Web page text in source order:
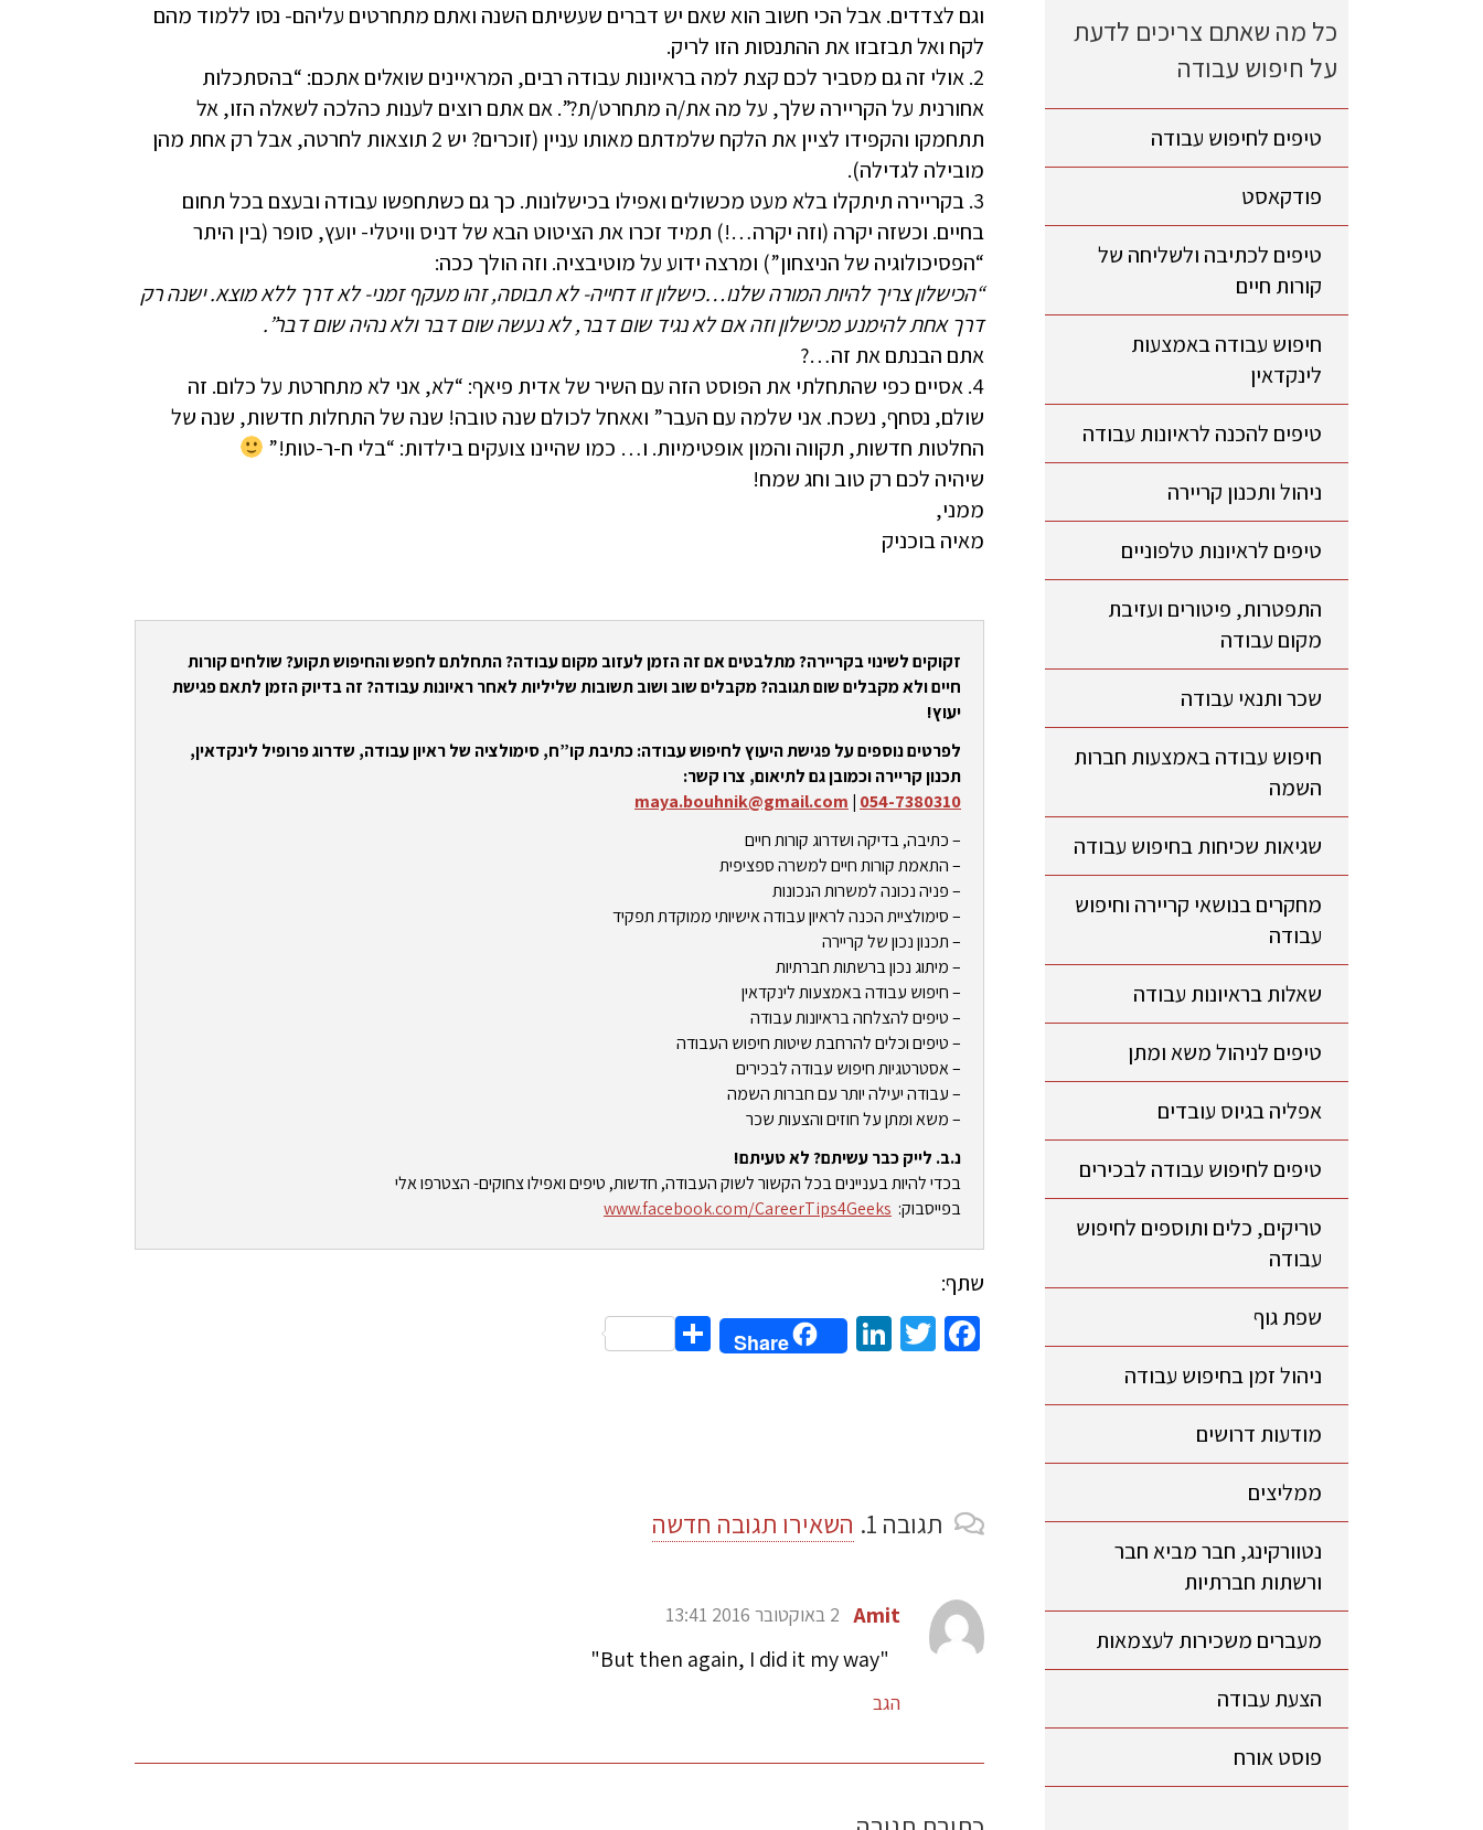
וגם לצדדים. אבל הכי חשוב הוא שאם יש דברים שעשיתם השנה ואתם מתחרטים עליהם- נסו ללמוד מהם
לקח ואל תבזבזו את ההתנסות הזו לריק.
2. אולי זה גם מסביר לכם קצת למה בראיונות עבודה רבים, המראיינים שואלים אתכם: “בהסתכלות
אחורנית על הקריירה שלך, על מה את/ה מתחרט/ת?”. אם אתם רוצים לענות כהלכה לשאלה הזו, אל
תתחמקו והקפידו לציין את הלקח שלמדתם מאותו עניין (זוכרים? יש 2 תוצאות לחרטה, אבל רק אחת מהן
מובילה לגדילה).
3. בקריירה תיתקלו בלא מעט מכשולים ואפילו בכישלונות. כך גם כשתחפשו עבודה ובעצם בכל תחום
בחיים. וכשזה יקרה (וזה יקרה…!) תמיד זכרו את הציטוט הבא של דניס וויטלי- יועץ, סופר (בין היתר
“הפסיכולוגיה של הניצחון”) ומרצה ידוע על מוטיבציה. וזה הולך ככה:
“הכישלון צריך להיות המורה שלנו…כישלון זו דחייה- לא תבוסה, זהו מעקף זמני- לא דרך ללא מוצא. ישנה רק
דרך אחת להימנע מכישלון וזה אם לא נגיד שום דבר, לא נעשה שום דבר ולא נהיה שום דבר”.
אתם הבנתם את זה…?
4. אסיים כפי שהתחלתי את הפוסט הזה עם השיר של אדית פיאף: “לא, אני לא מתחרטת על כלום. זה
שולם, נסחף, נשכח. אני שלמה עם העבר” ואאחל לכולם שנה טובה! שנה של התחלות חדשות, שנה של
החלטות חדשות, תקווה והמון אופטימיות. ו… כמו שהיינו צועקים בילדות: “בלי ח-ר-טות!”
שיהיה לכם רק טוב וחג שמח!
ממני,
מאיה בוכניק
זקוקים לשינוי בקריירה? מתלבטים אם זה הזמן לעזוב מקום עבודה? התחלתם לחפש והחיפוש תקוע? שולחים קורות
חיים ולא מקבלים שום תגובה? מקבלים שוב ושוב תשובות שליליות לאחר ראיונות עבודה? זה בדיוק הזמן לתאם פגישת
יעוץ!
לפרטים נוספים על פגישת היעוץ לחיפוש עבודה: כתיבת קו”ח, סימולציה של ראיון עבודה, שדרוג פרופיל לינקדאין,
תכנון קריירה וכמובן גם לתיאום, צרו קשר:
054-7380310
|
maya.bouhnik@gmail.com
– כתיבה, בדיקה ושדרוג קורות חיים
– התאמת קורות חיים למשרה ספציפית
– פניה נכונה למשרות הנכונות
– סימולציית הכנה לראיון עבודה אישיותי ממוקדת תפקיד
– תכנון נכון של קריירה
– מיתוג נכון ברשתות חברתיות
– חיפוש עבודה באמצעות לינקדאין
– טיפים להצלחה בראיונות עבודה
– טיפים וכלים להרחבת שיטות חיפוש העבודה
– אסטרטגיות חיפוש עבודה לבכירים
– עבודה יעילה יותר עם חברות השמה
– משא ומתן על חוזים והצעות שכר
נ.ב. לייק כבר עשיתם? לא טעיתם!
בכדי להיות בעניינים בכל הקשור לשוק העבודה, חדשות, טיפים ואפילו צחוקים- הצטרפו אלי
בפייסבוק: www.facebook.com/CareerTips4Geeks
שתף:
Facebook
Twitter
LinkedIn
Share
Share
תגובה השאירו תגובה חדשה
Amit 2 באוקטובר 2016 13:41
"But then again, I did it my way"
הגב
כל מה שאתם צריכים לדעת
על חיפוש עבודה
טיפים לחיפוש עבודה
פודקאסט
טיפים לכתיבה ולשליחה של
קורות חיים
חיפוש עבודה באמצעות
לינקדאין
טיפים להכנה לראיונות עבודה
ניהול ותכנון קריירה
טיפים לראיונות טלפוניים
התפטרות, פיטורים ועזיבת
מקום עבודה
שכר ותנאי עבודה
חיפוש עבודה באמצעות חברות
השמה
שגיאות שכיחות בחיפוש עבודה
מחקרים בנושאי קריירה וחיפוש
עבודה
שאלות בראיונות עבודה
טיפים לניהול משא ומתן
אפליה בגיוס עובדים
טיפים לחיפוש עבודה לבכירים
טריקים, כלים ותוספים לחיפוש
עבודה
שפת גוף
ניהול זמן בחיפוש עבודה
מודעות דרושים
ממליצים
נטוורקינג, חבר מביא חבר
ורשתות חברתיות
מעברים משכירות לעצמאות
הצעת עבודה
פוסט אורח